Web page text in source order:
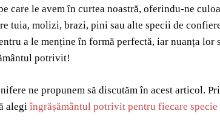
care le avem în curtea noastră, oferindu-ne
tuia, molizi, brazi, pini sau alte specii de
a le menține în formă perfectă, iar nuanța lor
potrivit!
ne propunem să discutăm în acest articol.
alegiîngrășământul potrivit pentru fiecare specie